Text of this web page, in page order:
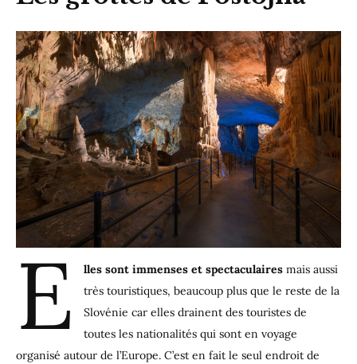
E lles sont immenses et spectaculairesmais aussi
très touristiques, beaucoup plus que le reste de la
Slovénie car elles drainent des touristes de
toutes les nationalités qui sont en voyage
organisé autour de l’Europe. C’est en fait le seul endroit de